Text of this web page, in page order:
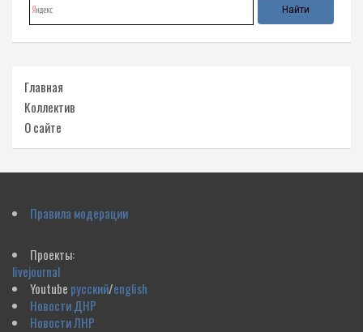
Главная
Коллектив
О сайте
Правила модерации
Проекты:
livejournal
Youtube русский/english
Новости ДНР
Новости ЛНР